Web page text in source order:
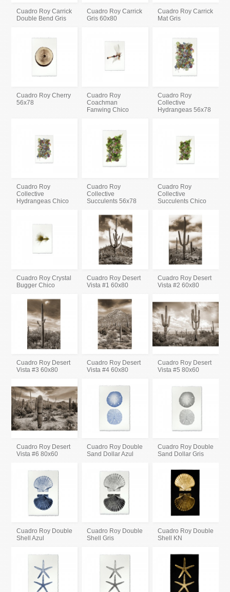
Cuadro Roy Carrick
Double Bend Gris
Cuadro Roy Carrick
Gris 60x80
Cuadro Roy Carrick
Mat Gris
Cuadro Roy Cherry
56x78
Cuadro Roy
Coachman
Fanwing Chico
Cuadro Roy
Collective
Hydrangeas 56x78
Cuadro Roy
Collective
Hydrangeas Chico
Cuadro Roy
Collective
Succulents 56x78
Cuadro Roy
Collective
Succulents Chico
Cuadro Roy Crystal
Bugger Chico
Cuadro Roy Desert
Vista #1 60x80
Cuadro Roy Desert
Vista #2 60x80
Cuadro Roy Desert
Vista #3 60x80
Cuadro Roy Desert
Vista #4 60x80
Cuadro Roy Desert
Vista #5 80x60
Cuadro Roy Desert
Vista #6 80x60
Cuadro Roy Double
Sand Dollar Azul
Cuadro Roy Double
Sand Dollar Gris
Cuadro Roy Double
Shell Azul
Cuadro Roy Double
Shell Gris
Cuadro Roy Double
Shell KN